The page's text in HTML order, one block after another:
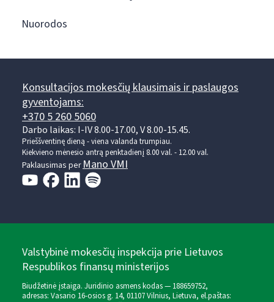
Nuorodos
Konsultacijos mokesčių klausimais ir paslaugos
gyventojams:
+370 5 260 5060
Darbo laikas: I-IV 8.00-17.00, V 8.00-15.45.
Prieššventinę dieną - viena valanda trumpiau.
Kiekvieno mėnesio antrą penktadienį 8.00 val. - 12.00 val.
Paklausimas perMano VMI
Valstybinė mokesčių inspekcija prie Lietuvos
Respublikos finansų ministerijos
Biudžetinė įstaiga. Juridinio asmens kodas — 188659752,
adresas: Vasario 16-osios g. 14, 01107 Vilnius, Lietuva, el.paštas: